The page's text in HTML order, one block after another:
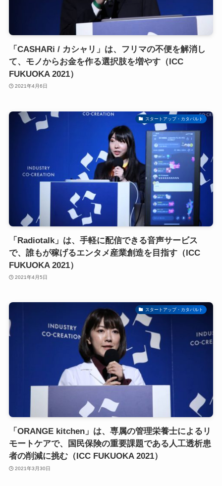
「CASHARi / カシャリ」は、フリマの不便を解消し
て、モノからお金を作る選択肢を増やす（ICC
FUKUOKA 2021）
2021年4月6日
スタートアップ・カタパルト
「Radiotalk」は、手軽に配信できる音声サービス
で、誰もが稼げるエンタメ産業創造を目指す（ICC
FUKUOKA 2021）
2021年4月5日
スタートアップ・カタパルト
「ORANGE kitchen」は、専属の管理栄養士によるリ
モートケアで、国民保険の重要課題である人工透析患
者の削減に挑む（ICC FUKUOKA 2021）
2021年3月30日